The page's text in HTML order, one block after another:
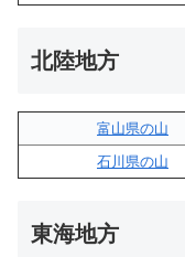
北陸地方
富山県の山
石川県の山
東海地方